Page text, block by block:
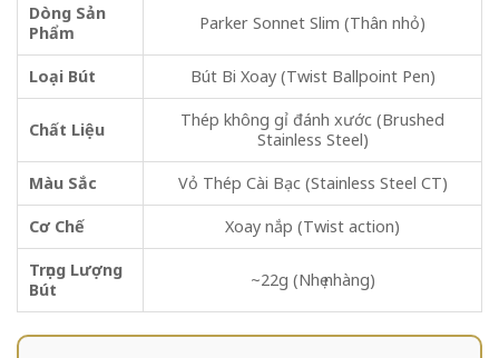
Dòng Sản
Phẩm
Parker Sonnet Slim (Thân nhỏ)
Loại Bút Bút Bi Xoay (Twist Ballpoint Pen)
Chất Liệu
Thép không gỉ đánh xước (Brushed
Stainless Steel)
Màu Sắc Vỏ Thép Cài Bạc (Stainless Steel CT)
Cơ Chế Xoay nắp (Twist action)
Trọng Lượng
Bút
~22g (Nhẹ nhàng)